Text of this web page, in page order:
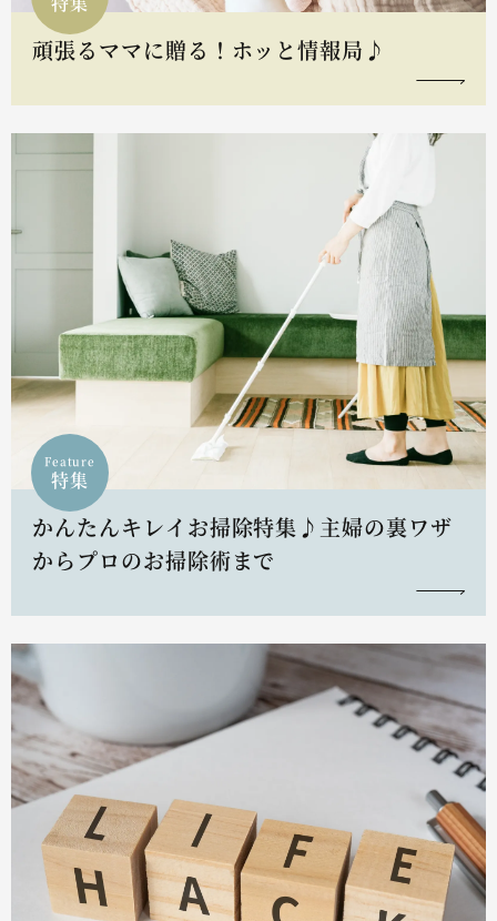
頑張るママに贈る！ホッと情報局♪
Feature
特集
かんたんキレイお掃除特集♪主婦の裏ワザ
からプロのお掃除術まで